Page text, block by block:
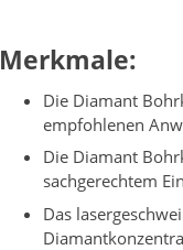
Merkmale:
Die Diamant
empfohlenen
Die Diamant
sachgerechtem
Das